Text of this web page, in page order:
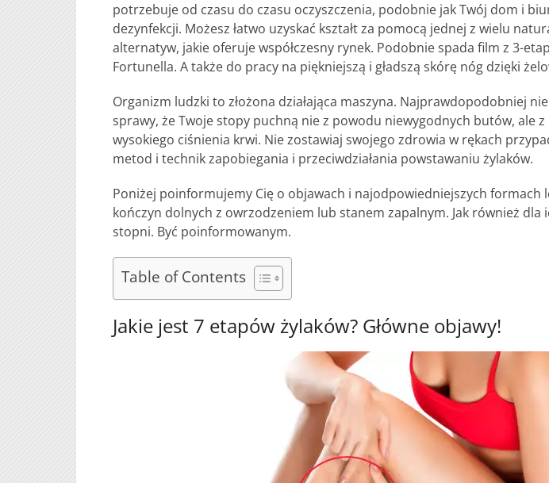
potrzebuje od czasu do czasu oczyszczenia, podobnie jak Twój dom i
dezynfekcji. Możesz łatwo uzyskać kształt za pomocą jednej z wielu
alternatyw, jakie oferuje współczesny rynek. Podobnie spada film z 3-
Fortunella. A także do pracy na piękniejszą i gładszą skórę nóg dzięki
Organizm ludzki to złożona działająca maszyna. Najprawdopodobniej
sprawy, że Twoje stopy puchną nie z powodu niewygodnych butów, ale
wysokiego ciśnienia krwi. Nie zostawiaj swojego zdrowia w rękach
metod i technik zapobiegania i przeciwdziałania powstawaniu żylaków.
Poniżej poinformujemy Cię o objawach i najodpowiedniejszych formach
kończyn dolnych z owrzodzeniem lub stanem zapalnym. Jak również dla
stopni. Być poinformowanym.
Table of Contents
Jakie jest 7 etapów żylaków? Główne objawy!